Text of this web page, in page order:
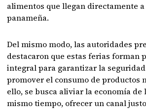
alimentos que llegan directamente
panameña.
Del mismo modo, las autoridades
destacaron que estas ferias forman
integral para garantizar la
promover el consumo de productos
ello, se busca aliviar la economía de
mismo tiempo, ofrecer un canal